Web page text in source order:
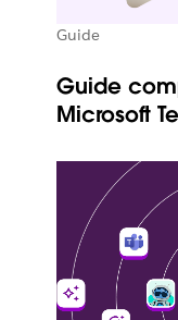
Guide
Guide
Microsoft